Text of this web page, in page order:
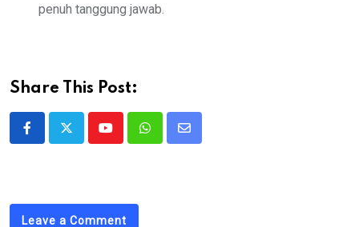
penuh tanggung jawab.
Share This Post:
YoutubeWhatsappShare
Leave a Comment